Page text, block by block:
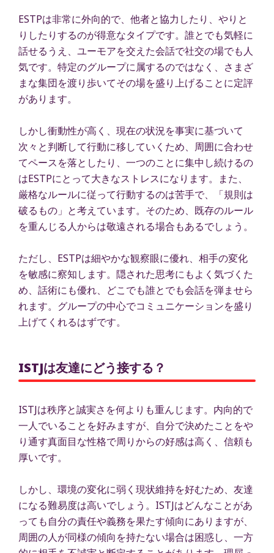
ESTPは非常に外向的で、他者と協力したり、やりと
りしたりするのが得意なタイプです。誰とでも気軽に
話せるうえ、ユーモアを交えた会話で社交の場でも人
気です。特定のグループに属するのではなく、さまざ
まな集団を渡り歩いてその場を盛り上げることに定評
があります。
しかし衝動性が高く、現在の状況を事実に基づいて
次々と判断して行動に移していくため、周囲に合わせ
てペースを落としたり、一つのことに集中し続けるの
はESTPにとって大きなストレスになります。また、
厳格なルールに従って行動するのは苦手で、「規則は
破るもの」と考えています。そのため、既存のルール
を重んじる人からは敬遠される場合もあるでしょう。
ただし、ESTPは細やかな観察眼に優れ、相手の変化
を敏感に察知します。隠された思考にもよく気づくた
め、話術にも優れ、どこでも誰とでも会話を弾ませら
れます。グループの中心でコミュニケーションを盛り
上げてくれるはずです。
ISTJは友達にどう接する？
ISTJは秩序と誠実さを何よりも重んじます。内向的で
一人でいることを好みますが、自分で決めたことをや
り通す真面目な性格で周りからの好感は高く、信頼も
厚いです。
しかし、環境の変化に弱く現状維持を好むため、友達
になる難易度は高いでしょう。ISTJはどんなことがあ
っても自分の責任や義務を果たす傾向にありますが、
周囲の人が同様の傾向を持たない場合は困惑し、一方